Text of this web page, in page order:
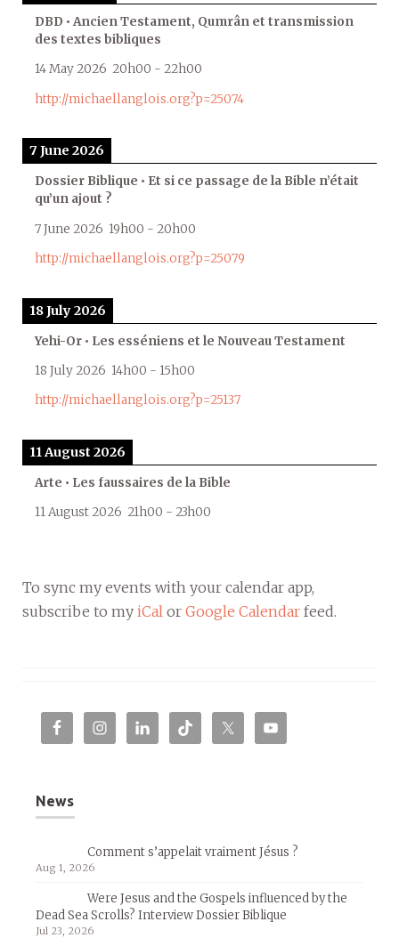
DBD • Ancien Testament, Qumrân et transmission
des textes bibliques
14 May 2026 20h00 - 22h00
http://michaellanglois.org?p=25074
7 June 2026
Dossier Biblique • Et si ce passage de la Bible n’était
qu’un ajout ?
7 June 2026 19h00 - 20h00
http://michaellanglois.org?p=25079
18 July 2026
Yehi-Or • Les esséniens et le Nouveau Testament
18 July 2026 14h00 - 15h00
http://michaellanglois.org?p=25137
11 August 2026
Arte • Les faussaires de la Bible
11 August 2026 21h00 - 23h00
To sync my events with your calendar app,
subscribe to my iCal or Google Calendar feed.
News
Comment s’appelait vraiment Jésus ?
Aug 1, 2026
Were Jesus and the Gospels influenced by the
Dead Sea Scrolls? Interview Dossier Biblique
Jul 23, 2026